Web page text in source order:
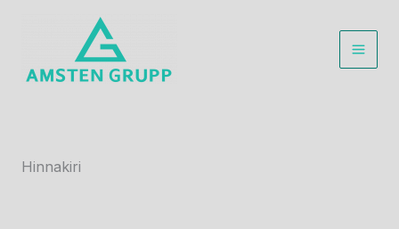
Main
Hinnakiri